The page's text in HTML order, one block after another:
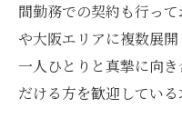
間勤務での契約も行っ
や大阪エリアに複数展
一人ひとりと真摯に向
だける方を歓迎している